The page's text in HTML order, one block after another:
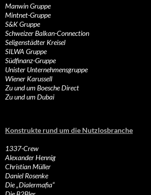
Manwin Gruppe
Mintnet-Gruppe
S&K Gruppe
Schweizer Balkan-Connection
Seligenstädter Kreisel
SILWA Gruppe
Südfinanz-Gruppe
Unister Unternehmensgruppe
Wiener Karussell
Zu und um Boesche Direct
Zu und um Dubai
Konstrukte rund um die Nutzlosbranche
1337-Crew
Alexander Hennig
Christian Müller
Daniel Rosenke
Die „Dialermafia“